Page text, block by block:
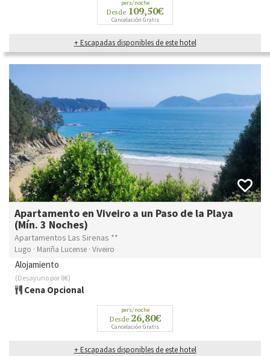
pers/noche
Desde 109,50€
Cancelación Gratis
+ Escapadas disponibles de este hotel
Apartamento en Viveiro a un Paso de la Playa
(Mín. 3 Noches)
Apartamentos Las Sirenas **
Lugo · Mariña Lucense · Viveiro
Alojamiento
(Desayuno por 8€)
Cena Opcional
pers/noche
Desde 26,80€
Cancelación Gratis
+ Escapadas disponibles de este hotel